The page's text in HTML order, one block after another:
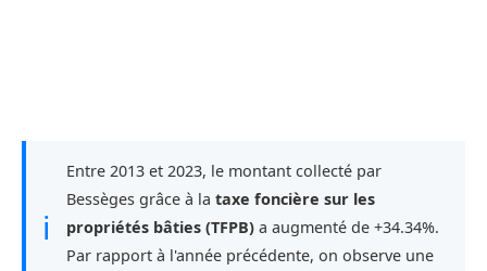
ℹ
Entre 2013 et 2023, le montant collecté par
Bessèges grâce à la taxe foncière sur les
propriétés bâties (TFPB) a augmenté de +34.34%.
Par rapport à l'année précédente, on observe une